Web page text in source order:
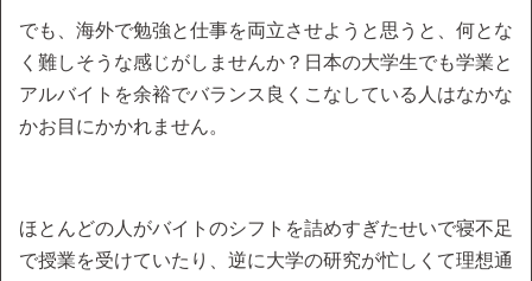
でも、海外で勉強と仕事を両立させようと思うと、何とな
く難しそうな感じがしませんか？日本の大学生でも学業と
アルバイトを余裕でバランス良くこなしている人はなかな
かお目にかかれません。
ほとんどの人がバイトのシフトを詰めすぎたせいで寝不足
で授業を受けていたり、逆に大学の研究が忙しくて理想通